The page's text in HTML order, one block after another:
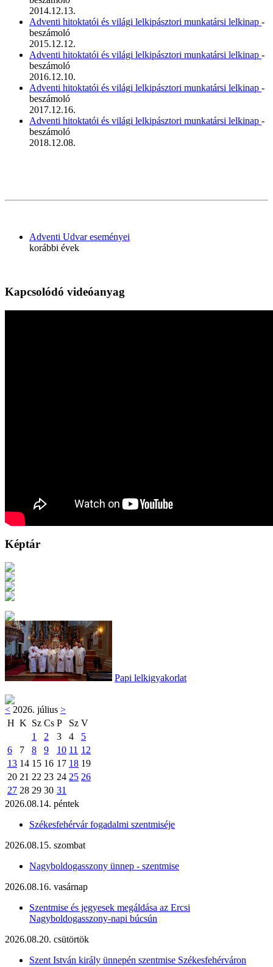
2014.12.13.
Adventi hitoktatói és világi lelkipásztori munkatársi lelkinap -
beszámoló
2015.12.12.
Adventi hitoktatói és világi lelkipásztori munkatársi lelkinap -
beszámoló
2016.12.10.
Adventi hitoktatói és világi lelkipásztori munkatársi lelkinap -
beszámoló
2017.12.16.
Adventi hitoktatói és világi lelkipásztori munkatársi lelkinap -
beszámoló
2018.12.08.
Adventi Udvar eseményei
korábbi évek
Kapcsolódó videóanyag
Képtár
Papi lelkigyakorlat
< 2026. július >
H K Sz Cs P Sz V
1
2 3 4
5
6
7 8 9 10 11 12
13 14 15 16 17 18 19
20 21 22 23 24 25 26
27 28 29 30 31
2026.08.14. péntek
Székesfehérvár fogadalmi szentmiséje
2026.08.15. szombat
Nagyboldogasszony ünnep - szentmise
2026.08.16. vasárnap
Szentmise és jegyesek megáldása az Ercsi
Nagyboldogasszony-napi búcsún
2026.08.20. csütörtök
Szent István király ünnepén szentmise Székesfehérváron